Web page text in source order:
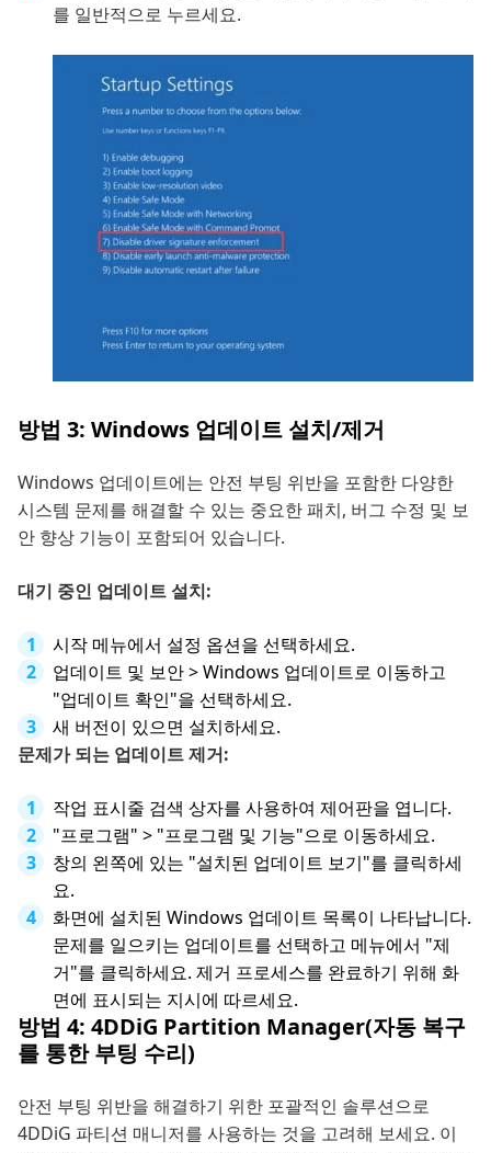
를 일반적으로 누르세요.
방법 3: Windows 업데이트 설치/제거
Windows 업데이트에는 안전 부팅 위반을 포함한 다양한
시스템 문제를 해결할 수 있는 중요한 패치, 버그 수정 및 보
안 향상 기능이 포함되어 있습니다.
대기 중인 업데이트 설치:
시작 메뉴에서 설정 옵션을 선택하세요.
업데이트 및 보안 > Windows 업데이트로 이동하고
"업데이트 확인"을 선택하세요.
새 버전이 있으면 설치하세요.
문제가 되는 업데이트 제거:
작업 표시줄 검색 상자를 사용하여 제어판을 엽니다.
"프로그램" > "프로그램 및 기능"으로 이동하세요.
창의 왼쪽에 있는 "설치된 업데이트 보기"를 클릭하세
요.
화면에 설치된 Windows 업데이트 목록이 나타납니다.
문제를 일으키는 업데이트를 선택하고 메뉴에서 "제
거"를 클릭하세요. 제거 프로세스를 완료하기 위해 화
면에 표시되는 지시에 따르세요.
방법 4: 4DDiG Partition Manager(자동 복구
를 통한 부팅 수리)
안전 부팅 위반을 해결하기 위한 포괄적인 솔루션으로
4DDiG 파티션 매니저를 사용하는 것을 고려해 보세요. 이